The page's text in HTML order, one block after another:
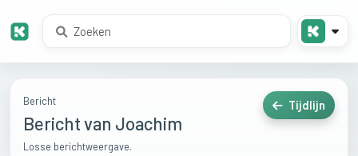
Bericht
Bericht van Joachim
Losse berichtweergave.
Tijdlijn